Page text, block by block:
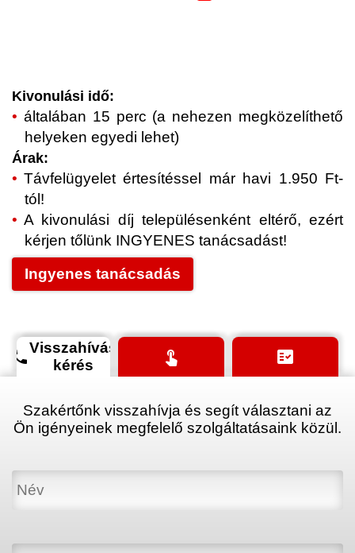
Kivonulási idő:
általában 15 perc (a nehezen megközelíthető
helyeken egyedi lehet)
Árak:
Távfelügyelet értesítéssel már havi 1.950 Ft-
tól!
A kivonulási díj településenként eltérő, ezért
kérjen tőlünk INGYENES tanácsadást!
Ingyenes tanácsadás
phoneVisszahívás
kérés
touch_app fact_check
Szakértőnk visszahívja és segít választani az
Ön igényeinek megfelelő szolgáltatásaink közül.